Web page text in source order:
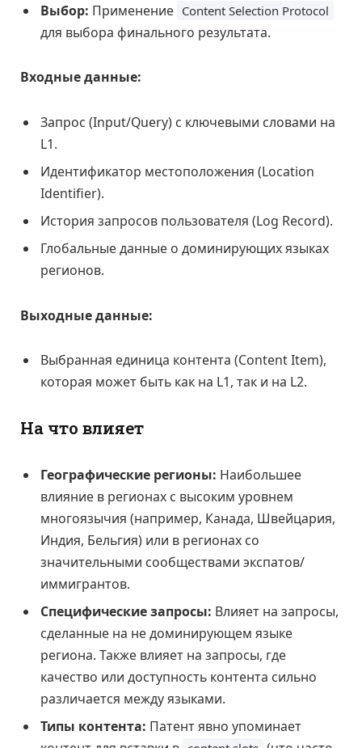
Выбор: Применение Content Selection Protocol
для выбора финального результата.
Входные данные:
Запрос (Input/Query) с ключевыми словами на
L1.
Идентификатор местоположения (Location
Identifier).
История запросов пользователя (Log Record).
Глобальные данные о доминирующих языках
регионов.
Выходные данные:
Выбранная единица контента (Content Item),
которая может быть как на L1, так и на L2.
На что влияет
Географические регионы: Наибольшее
влияние в регионах с высоким уровнем
многоязычия (например, Канада, Швейцария,
Индия, Бельгия) или в регионах со
значительными сообществами экспатов/
иммигрантов.
Специфические запросы: Влияет на запросы,
сделанные на не доминирующем языке
региона. Также влияет на запросы, где
качество или доступность контента сильно
различается между языками.
Типы контента: Патент явно упоминает